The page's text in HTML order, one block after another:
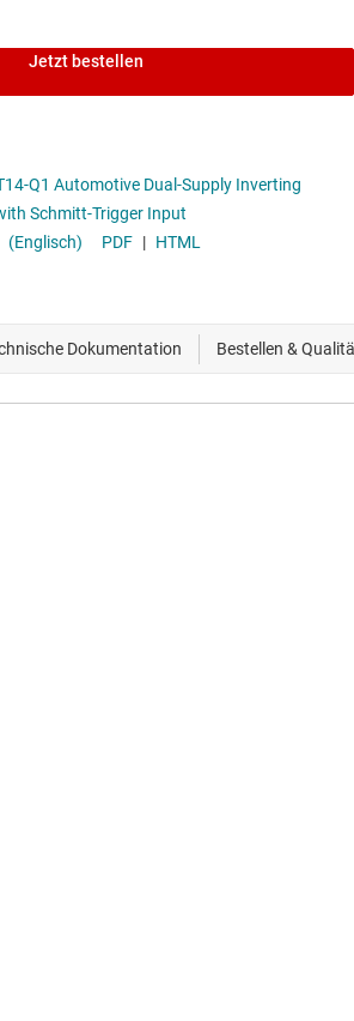
Jetzt bestellen
Q1 Automotive Dual-Supply Inverting
Schmitt-Trigger Input
(Englisch) PDF | HTML